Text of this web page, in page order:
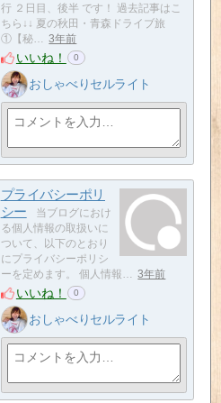
行 ２日目、後半 です！ 過去記事はこ
ちら↓↓ 夏の秋田・青森ドライブ旅
①【秘… 3年前
いいね！ 0
おしゃべりセルライト
プライバシーポリ
シー
当ブログにおけ
る個人情報の取扱いに
ついて、以下のとおり
にプライバシーポリシ
ーを定めます。 個人情報… 3年前
いいね！ 0
おしゃべりセルライト